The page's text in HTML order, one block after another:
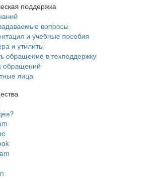
поддержка
вопросы
и учебные пособия
и утилиты
обращение в техподдержку
обращений
лица